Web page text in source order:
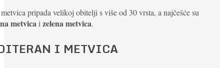
pripada velikoj obitelji s više od 30 vrsta, a najčešće su
metvicaizelena metvica.
I METVICA